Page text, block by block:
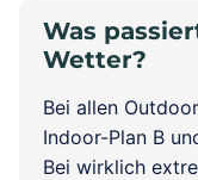
Was
Wetter?
Bei allen
Indoor-Plan B
Bei wirklich